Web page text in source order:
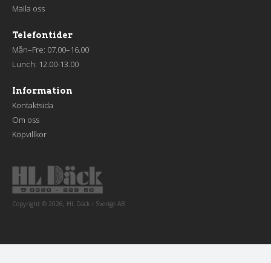
Maila oss
Telefontider
Mån–Fre: 07.00–16.00
Lunch: 12.00-13.00
Information
Kontaktsida
Om oss
Köpvillkor
Copyright © 2026, HL Däck i Sverige AB